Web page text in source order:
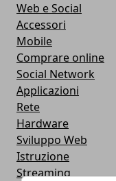
Web e Social
Accessori
Mobile
Comprare online
Social Network
Applicazioni
Rete
Hardware
Sviluppo Web
Istruzione
Streaming